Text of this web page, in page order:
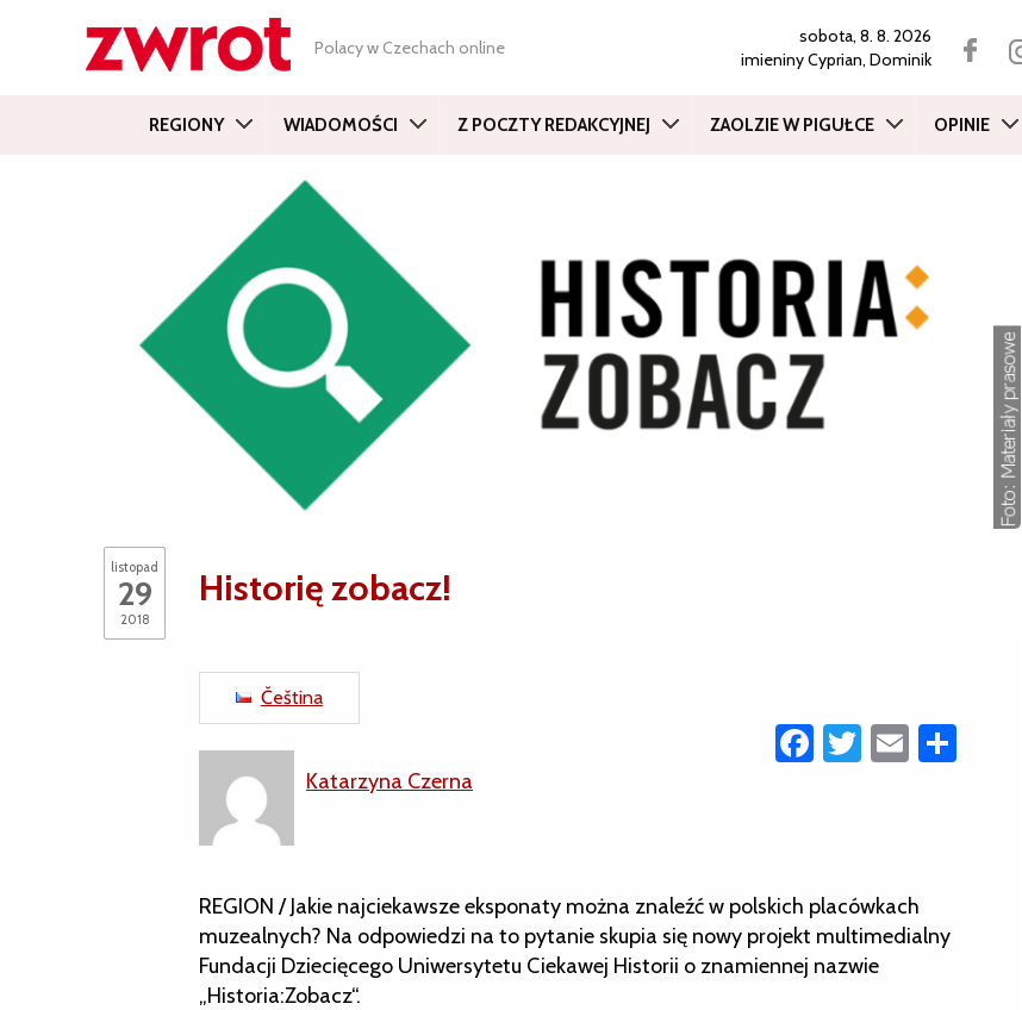
Polacy w Czechach online
sobota, 8. 8. 2026
imieninyCyprian, Dominik
REGIONY WIADOMOŚCI Z POCZTY REDAKCYJNEJ ZAOLZIE W PIGUŁCE OPINIE
listopad
29
2018
Historię zobacz!
Čeština
Katarzyna Czerna
Facebook
Twitter
Email
REGION / Jakie najciekawsze eksponaty można znaleźć w polskich placówkach
muzealnych? Na odpowiedzi na to pytanie skupia się nowy projekt multimedialny
Fundacji Dziecięcego Uniwersytetu Ciekawej Historii o znamiennej nazwie
„Historia:Zobacz“.